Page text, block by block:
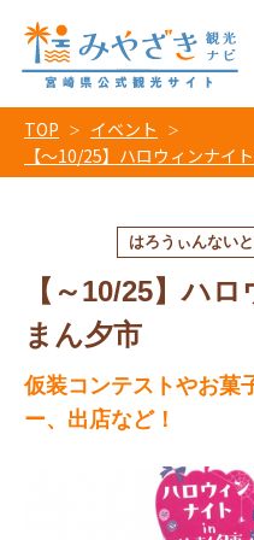
TOP
イベント
【～10/25】ハロウィンナイ
はろうぃんない
【～10/25】ハ
まん夕市
仮装コンテストやお菓
ー、出店など！